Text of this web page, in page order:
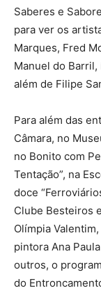
Saberes e
para ver os
Marques, Fred
Manuel do Barril,
além de Filipe
Para além das
Câmara, no
no Bonito com
Tentação”, na
doce
Clube Besteiros
Olímpia
pintora Ana
outros, o
do